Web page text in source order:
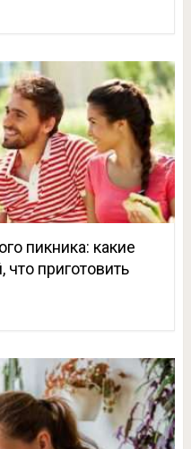
пикника: какие
что приготовить